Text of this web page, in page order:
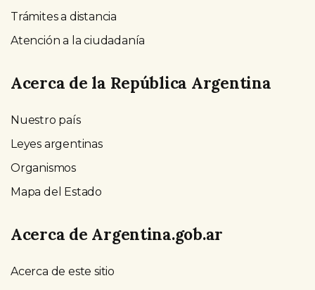
Trámites a distancia
Atención a la ciudadanía
Acerca de la República Argentina
Nuestro país
Leyes argentinas
Organismos
Mapa del Estado
Acerca de Argentina.gob.ar
Acerca de este sitio